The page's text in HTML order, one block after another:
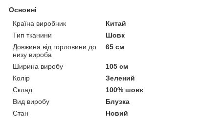
Основні
Країна виробник
Китай
Тип тканини
Шовк
Довжина від горловини до
низу вироба
65 см
Ширина виробу
105 см
Колір
Зелений
Склад
100% шовк
Вид виробу
Блузка
Стан
Новий